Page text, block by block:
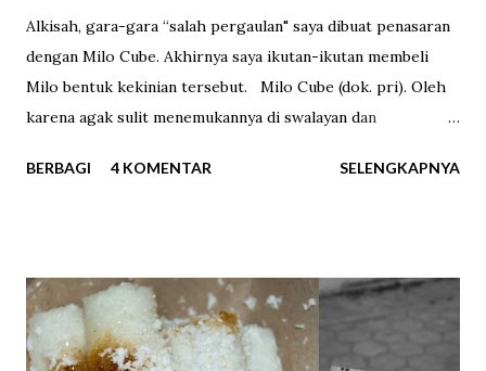
Alkisah, gara-gara “salah pergaulan" saya dibuat penasaran
dengan Milo Cube. Akhirnya saya ikutan-ikutan membeli
Milo bentuk kekinian tersebut. Milo Cube (dok. pri). Oleh
karena agak sulit menemukannya di swalayan dan
online . Di berbagai toko online Milo Cube dijual dengan
Cube akhirnya tiba di tangan saya. Saat membuka
bungkusnya saya langsung berjumpa dengan 100 kotak
mungil dengan bungkus kertas hijau bertuliskan “MILO” dan
BERBAGI 4 KOMENTAR SELENGKAPNYA